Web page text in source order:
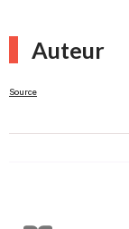
Auteur
Source